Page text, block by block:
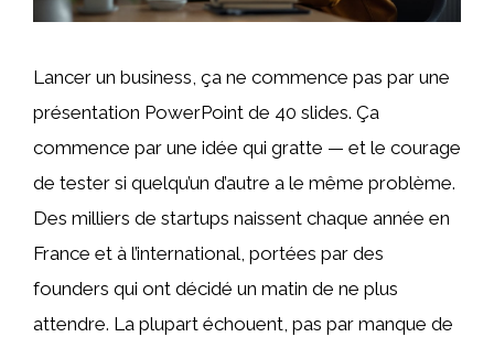
Lancer un business, ça ne commence pas par une
présentation PowerPoint de 40 slides. Ça
commence par une idée qui gratte — et le courage
de tester si quelqu’un d’autre a le même problème.
Des milliers de startups naissent chaque année en
France et à l’international, portées par des
founders qui ont décidé un matin de ne plus
attendre. La plupart échouent, pas par manque de